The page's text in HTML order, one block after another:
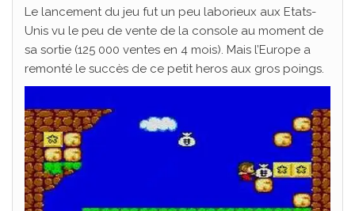
Le lancement du jeu fut un peu laborieux aux Etats-
Unis vu le peu de vente de la console au moment de
sa sortie (125 000 ventes en 4 mois). Mais l’Europe a
remonté le succès de ce petit heros aux gros poings.